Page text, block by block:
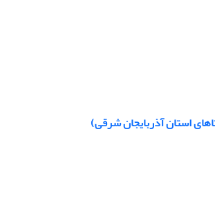
استان آذربایجان شرقی)